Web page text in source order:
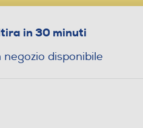
Star Club Magazine
in 30 minuti
negozio disponibile